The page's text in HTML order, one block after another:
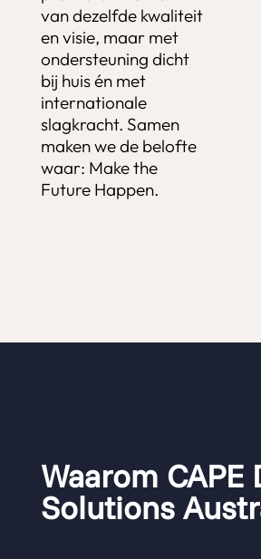
van dezelfde kwaliteit
en visie, maar met
ondersteuning dicht
bij huis én met
internationale
slagkracht. Samen
maken we de belofte
waar: Make the
Future Happen.
Waarom CAPE
Solutions